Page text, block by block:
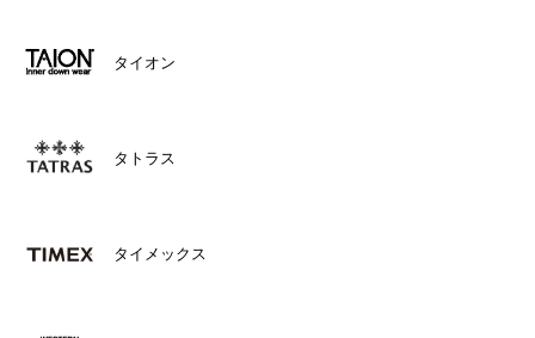
タイオン
タトラス
タイメックス